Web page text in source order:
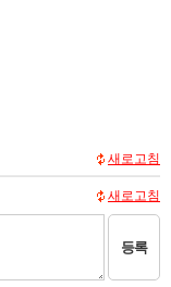
새로고침
새로고침
등록